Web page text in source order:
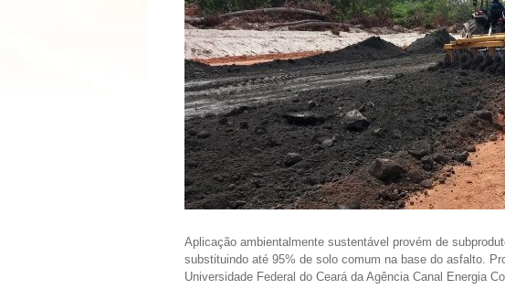
Aplicação ambientalmente sustentável provém de
substituindo até 95% de solo comum na base do asfalto.
Universidade Federal do Ceará da Agência Canal Energia